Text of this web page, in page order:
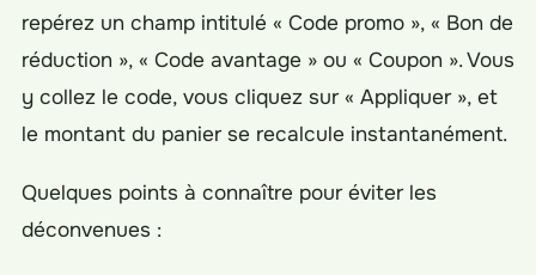
repérez un champ intitulé « Code promo », « Bon de
réduction », « Code avantage » ou « Coupon ». Vous
y collez le code, vous cliquez sur « Appliquer », et
le montant du panier se recalcule instantanément.
Quelques points à connaître pour éviter les
déconvenues :